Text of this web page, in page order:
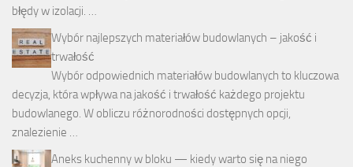
błędy w izolacji. …
Wybór najlepszych materiałów budowlanych – jakość i
trwałość
Wybór odpowiednich materiałów budowlanych to kluczowa
decyzja, która wpływa na jakość i trwałość każdego projektu
budowlanego. W obliczu różnorodności dostępnych opcji,
znalezienie …
Aneks kuchenny w bloku — kiedy warto się na niego